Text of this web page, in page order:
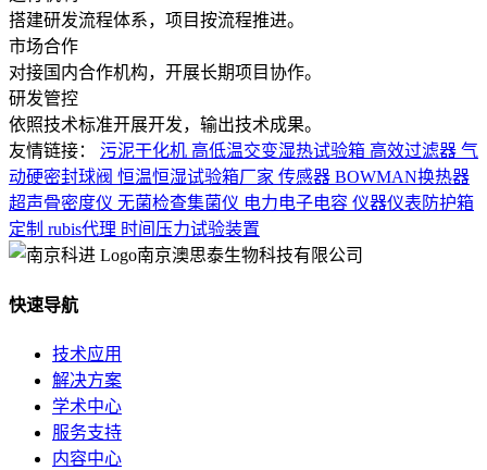
搭建研发流程体系，项目按流程推进。
市场合作
对接国内合作机构，开展长期项目协作。
研发管控
依照技术标准开展开发，输出技术成果。
友情链接：
污泥干化机 高低温交变湿热试验箱 高效过滤器 气
动硬密封球阀 恒温恒湿试验箱厂家 传感器 BOWMAN换热器
超声骨密度仪 无菌检查集菌仪 电力电子电容 仪器仪表防护箱
定制 rubis代理 时间压力试验装置
南京澳思泰生物科技有限公司
快速导航
技术应用
解决方案
学术中心
服务支持
内容中心